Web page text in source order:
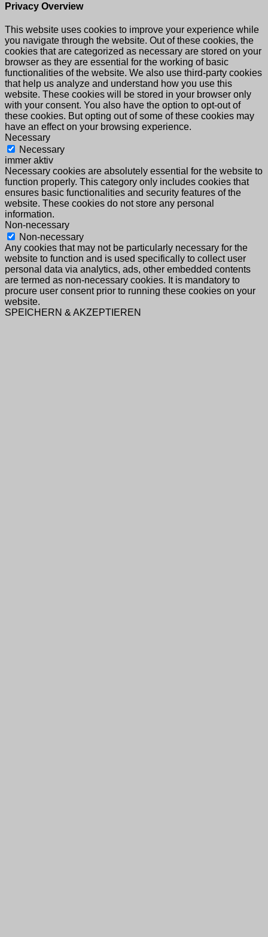
Privacy Overview
This website uses cookies to improve your experience while
you navigate through the website. Out of these cookies, the
cookies that are categorized as necessary are stored on your
browser as they are essential for the working of basic
functionalities of the website. We also use third-party cookies
that help us analyze and understand how you use this
website. These cookies will be stored in your browser only
with your consent. You also have the option to opt-out of
these cookies. But opting out of some of these cookies may
have an effect on your browsing experience.
Necessary
Necessary
immer aktiv
Necessary cookies are absolutely essential for the website to
function properly. This category only includes cookies that
ensures basic functionalities and security features of the
website. These cookies do not store any personal
information.
Non-necessary
Non-necessary
Any cookies that may not be particularly necessary for the
website to function and is used specifically to collect user
personal data via analytics, ads, other embedded contents
are termed as non-necessary cookies. It is mandatory to
procure user consent prior to running these cookies on your
website.
SPEICHERN & AKZEPTIEREN